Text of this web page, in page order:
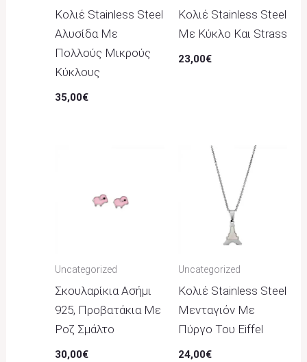
Κολιέ Stainless Steel
Αλυσίδα Με
Πολλούς Μικρούς
Κύκλους
35,00€
Κολιέ Stainless Steel
Με Κύκλο Και Strass
23,00€
Uncategorized
Σκουλαρίκια Ασήμι
925, Προβατάκια Με
Ροζ Σμάλτο
30,00€
Uncategorized
Κολιέ Stainless Steel
Μενταγιόν Με
Πύργο Του Eiffel
24,00€